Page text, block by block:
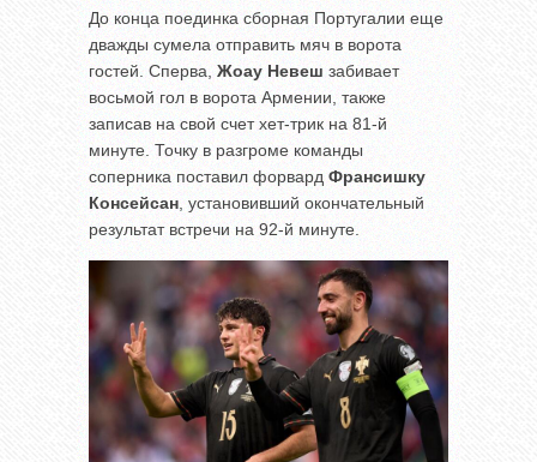
До конца поединка сборная Португалии еще
дважды сумела отправить мяч в ворота
гостей. Сперва, Жоау Невеш забивает
восьмой гол в ворота Армении, также
записав на свой счет хет-трик на 81-й
минуте. Точку в разгроме команды
соперника поставил форвард Франсишку
Консейсан, установивший окончательный
результат встречи на 92-й минуте.